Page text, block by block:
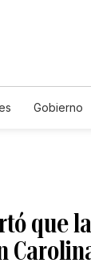
Gobierno
que